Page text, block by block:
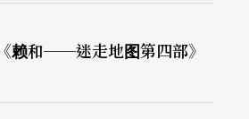
赖和──迷走地图第四部》